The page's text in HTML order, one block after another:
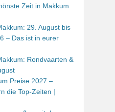
Zeit in Makkum
29. August bis
– Das ist in eurer
Rondvaarten &
Preise 2027 –
die Top-Zeiten |